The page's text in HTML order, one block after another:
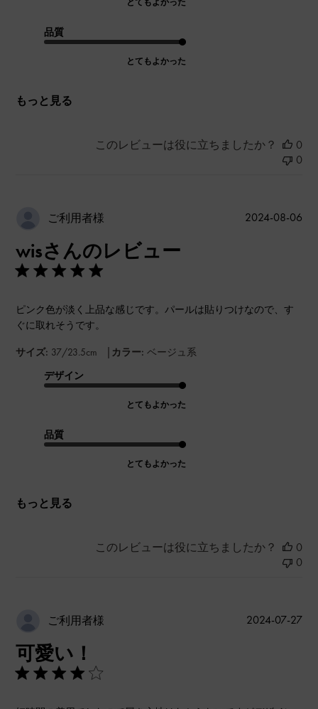
品質
とてもよかった
もっと見る
このレビューは役に立ちましたか？
0
0
ご利用者様
wisさんのレビュー
ピンク色が淡く上品な感じです。パールは貼りつけなので、す
ぐに取れそうです。
サイズ: 37/23.5cm | カラー: ベージュ系
デザイン
とてもよかった
品質
とてもよかった
もっと見る
公
2024-08-06
このレビューは役に立ちましたか？
0
0
ご利用者様
可愛い！
公
2024-07-27